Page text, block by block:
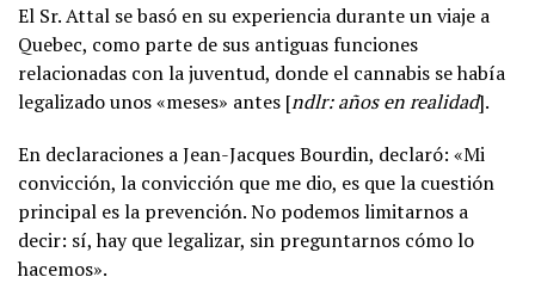
El Sr. Attal se basó en su experiencia durante un viaje a
Quebec, como parte de sus antiguas funciones
relacionadas con la juventud, donde el cannabis se había
legalizado unos «meses» antes [ndlr: años en realidad].
En declaraciones a Jean-Jacques Bourdin, declaró: «Mi
convicción, la convicción que me dio, es que la cuestión
principal es la prevención. No podemos limitarnos a
decir: sí, hay que legalizar, sin preguntarnos cómo lo
hacemos».